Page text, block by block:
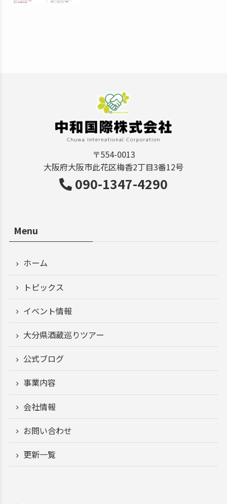
〒554-0013
大阪府大阪市此花区梅香2丁目3番12号
090-1347-4290
Menu
ホーム
トピックス
イベント情報
大分県酒蔵巡りツアー
公式ブログ
事業内容
会社情報
お問い合わせ
更新一覧